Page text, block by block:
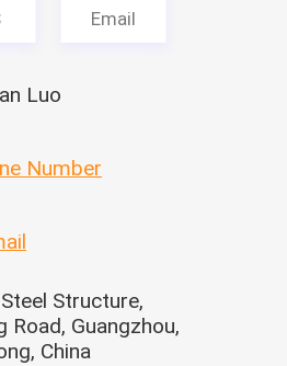
Email
Luo
Number
Structure,
Road, Guangzhou,
China